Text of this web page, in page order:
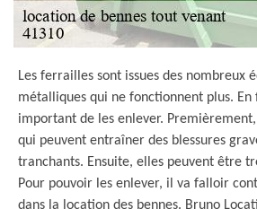
Les ferrailles sont issues des nombreux
métalliques qui ne fonctionnent plus.
important de les enlever.
qui peuvent entraîner des blessures
tranchants. Ensuite, elles peuvent être
Pour pouvoir les enlever, il va falloir
dans la location des bennes. Bruno